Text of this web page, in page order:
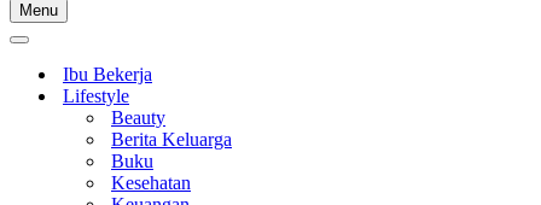
Menu
Menu
Menu
NavigasiIbu Bekerja
Lifestyle
Beauty
Berita Keluarga
Buku
Kesehatan